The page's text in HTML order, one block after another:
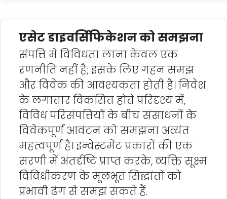
एसेट डाइवर्सिफिकेशन को समझना
संपत्ति में विविधता लाना केवल एक
रणनीति नहीं है; इसके लिए गहन समझ
और विवेक की आवश्यकता होती है। निवेश
के लगातार विकसित होते परिदृश्य में,
विविध परिसंपत्तियों के बीच संसाधनों के
विवेकपूर्ण आवंटन को समझना अत्यंत
महत्वपूर्ण है। इन्वेस्टमेंट प्रकारों की एक
सरणी में अंतर्दृष्टि प्राप्त करके, व्यक्ति सूक्ष्म
विविधीकरण के मूलभूत सिद्धांतों को
प्रभावी ढंग से समझ सकते हैं.